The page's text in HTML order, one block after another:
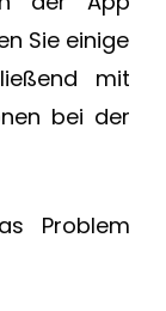
Sie einige
mit
bei der
Problem